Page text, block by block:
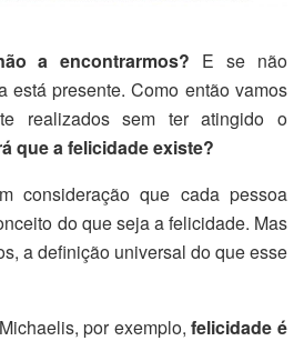
a encontrarmos? E se não
está presente. Como então vamos
realizados sem ter atingido o
que a felicidade existe?
consideração que cada pessoa
do que seja a felicidade. Mas
a definição universal do que esse
por exemplo,felicidade é